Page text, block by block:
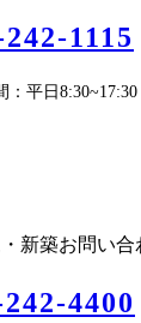
1115
：平日8:30~17:30
新築お問い合
4400